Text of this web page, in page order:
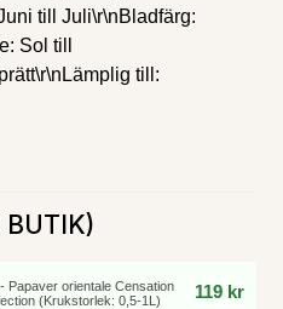
till Juli\r\nBladfärg:
Sol till
till:
BUTIK)
Papaver orientale Censation
(Krukstorlek: 0,5-1L)
119 kr